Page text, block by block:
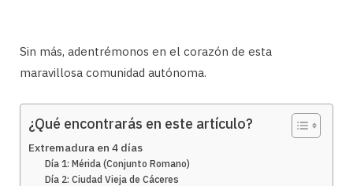
Sin más, adentrémonos en el corazón de esta
maravillosa comunidad autónoma.
¿Qué encontrarás en este artículo?
Extremadura en 4 días
Día 1: Mérida (Conjunto Romano)
Día 2: Ciudad Vieja de Cáceres